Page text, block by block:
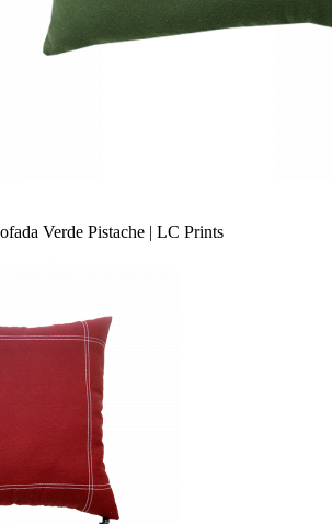
Verde Pistache | LC Prints